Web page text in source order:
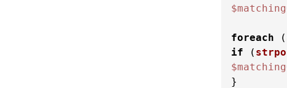
foreach (
if (
}